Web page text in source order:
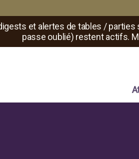
et alertes de tables /
passe oublié) restent actifs.